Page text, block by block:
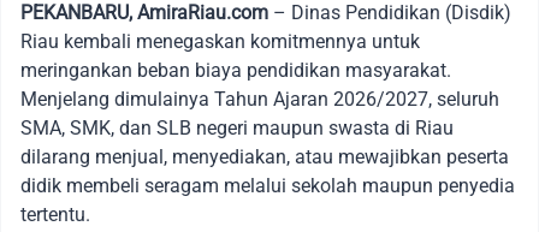
PEKANBARU, AmiraRiau.com – Dinas Pendidikan (Disdik)
Riau kembali menegaskan komitmennya untuk
meringankan beban biaya pendidikan masyarakat.
Menjelang dimulainya Tahun Ajaran 2026/2027, seluruh
SMA, SMK, dan SLB negeri maupun swasta di Riau
dilarang menjual, menyediakan, atau mewajibkan peserta
didik membeli seragam melalui sekolah maupun penyedia
tertentu.